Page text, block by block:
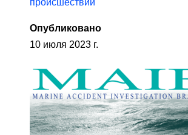
происшествий
Опубликовано
10 июля 2023 г.